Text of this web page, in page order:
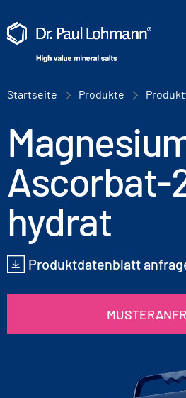
Startseite Produkte
Ascorbat-
hydrat
Produktdatenblatt